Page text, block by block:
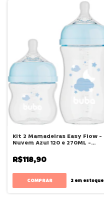
Kit 2 Mamadeiras Easy Flow -
Nuvem Azul 120 e 270ML -
R$118,90
2em estoque